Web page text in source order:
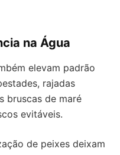
na Água
elevam padrão
rajadas
bruscas de maré
evitáveis.
de peixes deixam